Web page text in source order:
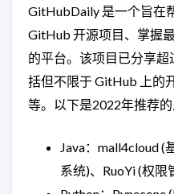
GitHubDaily 是一个旨在
GitHub 开源项目、掌握
的平台。该项目已分享
括但不限于 GitHub 上的
等。以下是2022年推荐的
Java：mall4cloud (
系统)、RuoYi (权限